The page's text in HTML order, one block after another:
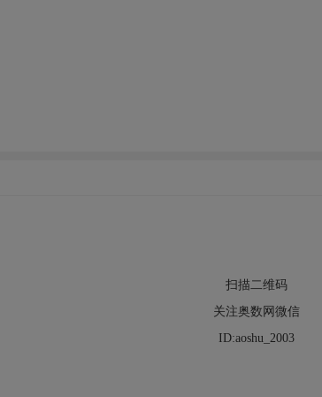
扫描二维码
关注奥数网微信
ID:aoshu_2003